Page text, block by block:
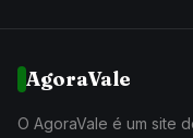
AgoraVale
O AgoraVale é um site